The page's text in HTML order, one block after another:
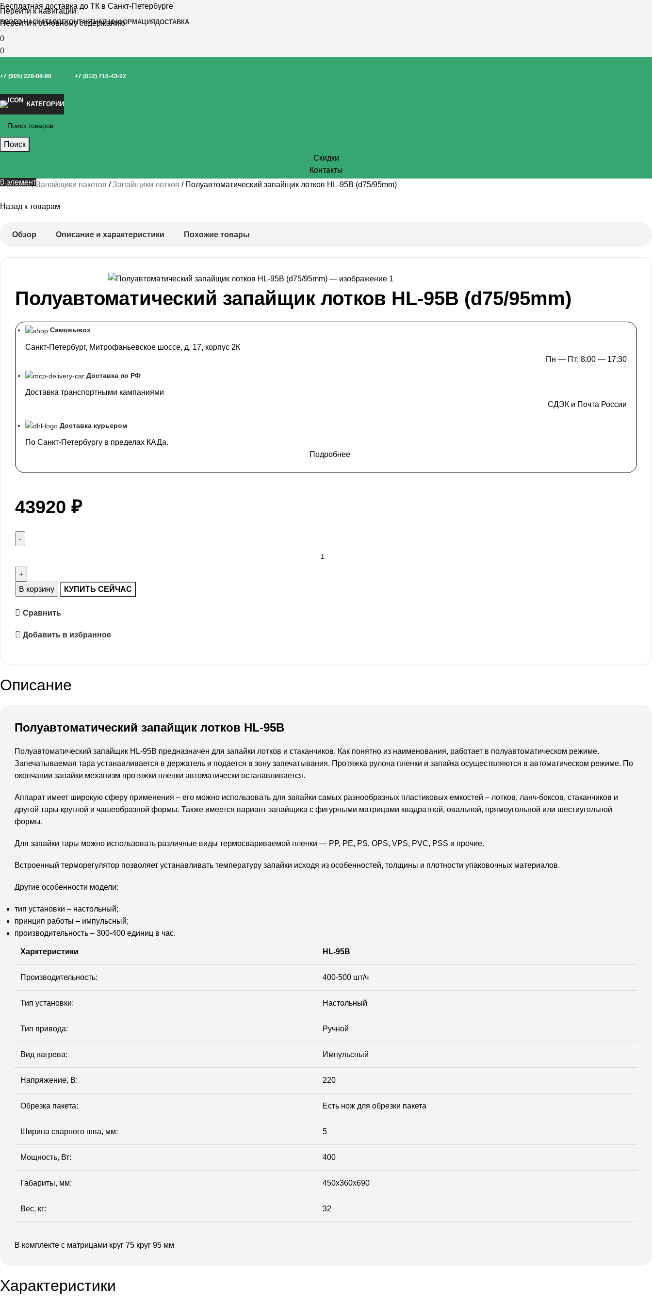
Перейти к навигации
Перейти к основному содержанию
Бесплатная доставка до ТК в Санкт-Петербурге
БЛОГО НАСКАТАЛОГКОНТАКТНАЯ ИНФОРМАЦИЯДОСТАВКА
0
0
+7 (905) 228-08-98 +7 (812) 716-43-92
КАТЕГОРИИ
Поиск
Скидки
Контакты
0элемент
Главная Запайщики пакетов Запайщики лотков Полуавтоматический запайщик лотков HL-95B (d75/95mm)
Назад к товарам
Обзор Описание и характеристики Похожие товары
Полуавтоматический запайщик лотков HL-95B (d75/95mm)
Самовывоз
Санкт-Петербург, Митрофаньевское шоссе, д. 17, корпус 2К
Пн — Пт: 8:00 — 17:30
Доставка по РФ
Доставка транспортными кампаниями
СДЭК и Почта России
Доставка курьером
По Санкт-Петербургу в пределах КАДа.
Подробнее
43920 ₽
В корзину КУПИТЬ СЕЙЧАС
Сравнить
Добавить в избранное
Описание
Полуавтоматический запайщик лотков HL-95B
Полуавтоматический запайщик HL-95B предназначен для запайки лотков и стаканчиков. Как понятно из наименования, работает в полуавтоматическом режиме.
Запечатываемая тара устанавливается в держатель и подается в зону запечатывания. Протяжка рулона пленки и запайка осуществляются в автоматическом режиме. По
окончании запайки механизм протяжки пленки автоматически останавливается.
Аппарат имеет широкую сферу применения – его можно использовать для запайки самых разнообразных пластиковых емкостей – лотков, ланч-боксов, стаканчиков и
другой тары круглой и чашеобразной формы. Также имеется вариант запайщика с фигурными матрицами квадратной, овальной, прямоугольной или шестиугольной
формы.
Для запайки тары можно использовать различные виды термосвариваемой пленки — PP, PE, PS, OPS, VPS, PVC, PSS и прочие.
Встроенный терморегулятор позволяет устанавливать температуру запайки исходя из особенностей, толщины и плотности упаковочных материалов.
Другие особенности модели:
тип установки – настольный;
принцип работы – импульсный;
производительность – 300-400 единиц в час.
Харктеристики HL-95B
Производительность: 400-500 шт/ч
Тип установки: Настольный
Тип привода: Ручной
Вид нагрева: Импульсный
Напряжение, В: 220
Обрезка пакета: Есть нож для обрезки пакета
Ширина сварного шва, мм: 5
Мощность, Вт: 400
Габариты, мм: 450x360x690
Вес, кг: 32
В комплекте с матрицами круг 75 круг 95 мм
Характеристики